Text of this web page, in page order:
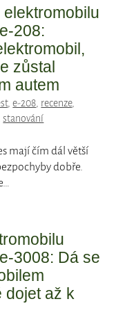
208:
zůstal
autem
,e-208, recenze,
stanování
mají čím dál větší
dobře.
3008: Dá se
dojet až k